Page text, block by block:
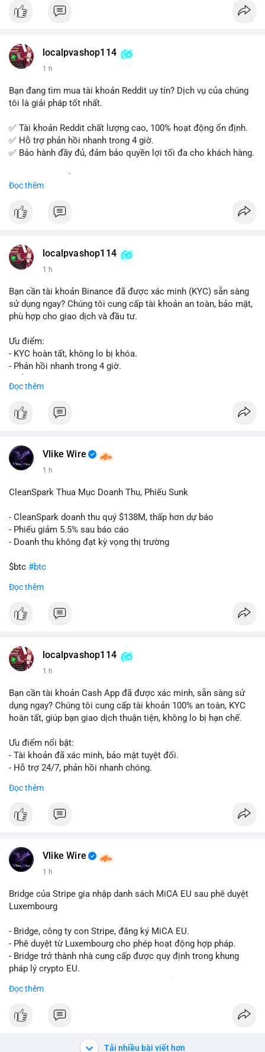
Đăng ký ngay hôm nay để nâng cao năng lực và mở rộng cơ
localpvashop114
1 h
Bạn đang tìm mua tài khoản Reddit uy tín? Dịch vụ của chúng
tôi là giải pháp tốt nhất.
✅ Tài khoản Reddit chất lượng cao, 100% hoạt động ổn định.
✅ Hỗ trợ phản hồi nhanh trong 4 giờ.
✅ Bảo hành đầy đủ, đảm bảo quyền lợi tối đa cho khách hàng.
📞 WhatsApp: +1 660 215-8938
📧 Email: localpvashop@gmail.com
của bạn!
Đọc thêm
localpvashop114
1 h
Bạn cần tài khoản Binance đã được xác minh (KYC) sẵn sàng
sử dụng ngay? Chúng tôi cung cấp tài khoản an toàn, bảo mật,
phù hợp cho giao dịch và đầu tư.
Ưu điểm:
- KYC hoàn tất, không lo bị khóa.
- Phản hồi nhanh trong 4 giờ.
📞 WhatsApp: +1 660 215-8938
Đọc thêm
Vlike Wire
1 h
CleanSpark Thua Mục Doanh Thu, Phiếu Sunk
- CleanSpark doanh thu quý $138M, thấp hơn dự báo
- Phiếu giảm 5.5% sau báo cáo
- Doanh thu không đạt kỳ vọng thị trường
$btc #btc
#vlikevn
📰 Nguồn: Cointelegraph
Đọc thêm
localpvashop114
1 h
Bạn cần tài khoản Cash App đã được xác minh, sẵn sàng sử
dụng ngay? Chúng tôi cung cấp tài khoản 100% an toàn, KYC
hoàn tất, giúp bạn giao dịch thuận tiện, không lo bị hạn chế.
Ưu điểm nổi bật:
- Tài khoản đã xác minh, bảo mật tuyệt đối.
- Hỗ trợ 24/7, phản hồi nhanh chóng.
nay:
📧 Email: localpvashop@gmail.com
Đọc thêm
Vlike Wire
1 h
Bridge của Stripe gia nhập danh sách MiCA EU sau phê duyệt
Luxembourg
- Bridge, công ty con Stripe, đăng ký MiCA EU.
- Phê duyệt từ Luxembourg cho phép hoạt động hợp pháp.
- Bridge trở thành nhà cung cấp được quy định trong khung
pháp lý crypto EU.
#luxembourg
Đọc thêm
Tải nhiều bài viết hơn